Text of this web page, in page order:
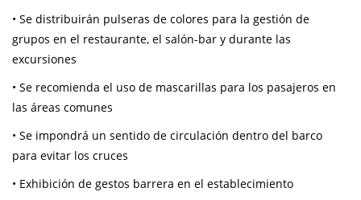
• Se distribuirán pulseras de colores para la gestión de
grupos en el restaurante, el salón-bar y durante las
excursiones
• Se recomienda el uso de mascarillas para los pasajeros en
las áreas comunes
• Se impondrá un sentido de circulación dentro del barco
para evitar los cruces
• Exhibición de gestos barrera en el establecimiento